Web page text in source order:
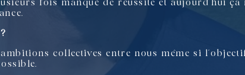
fois manqué de réussite et aujourd’hui ça
collectives entre nous même si